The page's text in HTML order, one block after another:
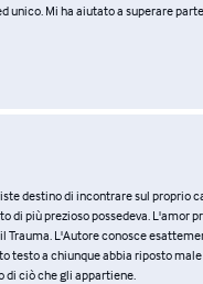
unico. Mi ha aiutato a superare
destino di incontrare sul proprio
più prezioso possedeva. L'amor
Trauma. L'Autore conosce
testo a chiunque abbia riposto
di ciò che gli appartiene.